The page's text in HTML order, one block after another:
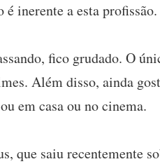
inerente a esta profissão.
fico grudado. O
Além disso, ainda
em casa ou no cinema.
que saiu recentemente